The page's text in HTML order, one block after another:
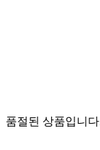
품절된 상품입니다.